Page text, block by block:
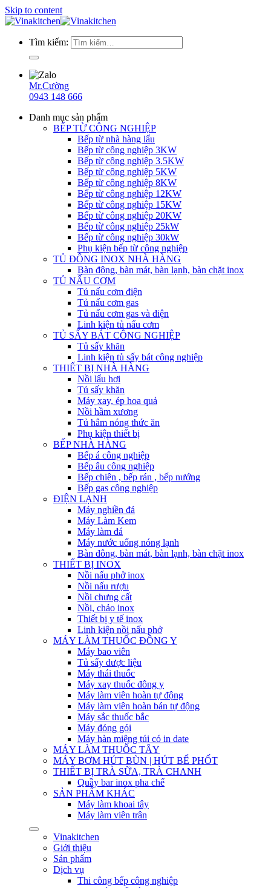
Skip to content
Tìm kiếm:
Mr.Cường
0943 148 666
Danh mục sản phẩm
BẾP TỪ CÔNG NGHIỆP
Bếp từ nhà hàng lẩu
Bếp từ công nghiệp 3KW
Bếp từ công nghiệp 3.5KW
Bếp từ công nghiệp 5KW
Bếp từ công nghiệp 8KW
Bếp từ công nghiệp 12KW
Bếp từ công nghiệp 15KW
Bếp từ công nghiệp 20KW
Bếp từ công nghiệp 25kW
Bếp từ công nghiệp 30kW
Phụ kiện bếp từ công nghiệp
TỦ ĐÔNG INOX NHÀ HÀNG
Bàn đông, bàn mát, bàn lạnh, bàn chặt inox
TỦ NẤU CƠM
Tủ nấu cơm điện
Tủ nấu cơm gas
Tủ nấu cơm gas và điện
Linh kiện tủ nấu cơm
TỦ SẤY BÁT CÔNG NGHIỆP
Tủ sấy khăn
Linh kiện tủ sấy bát công nghiệp
THIẾT BỊ NHÀ HÀNG
Nồi lẩu hơi
Tủ sấy khăn
Máy xay, ép hoa quả
Nồi hầm xương
Tủ hâm nóng thức ăn
Phụ kiện thiết bị
BẾP NHÀ HÀNG
Bếp á công nghiệp
Bếp âu công nghiệp
Bếp chiên , bếp rán , bếp nướng
Bếp gas công nghiệp
ĐIỆN LẠNH
Máy nghiền đá
Máy Làm Kem
Máy làm đá
Máy nước uống nóng lạnh
Bàn đông, bàn mát, bàn lạnh, bàn chặt inox
THIẾT BỊ INOX
Nồi nấu phở inox
Nồi nấu rượu
Nồi chưng cất
Nồi, chảo inox
Thiết bị y tế inox
Linh kiện nồi nấu phở
MÁY LÀM THUỐC ĐÔNG Y
Máy bao viên
Tủ sấy dược liệu
Máy thái thuốc
Máy xay thuốc đông y
Máy làm viên hoàn tự động
Máy làm viên hoàn bán tự động
Máy sắc thuốc bắc
Máy đóng gói
Máy hàn miệng túi có in date
MÁY LÀM THUỐC TÂY
MÁY BƠM HÚT BÙN | HÚT BỂ PHỐT
THIẾT BỊ TRÀ SỮA, TRÀ CHANH
Quầy bar inox pha chế
SẢN PHẨM KHÁC
Máy làm khoai tây
Máy làm viên trân
Vinakitchen
Giới thiệu
Sản phẩm
Dịch vụ
Thi công bếp công nghiệp